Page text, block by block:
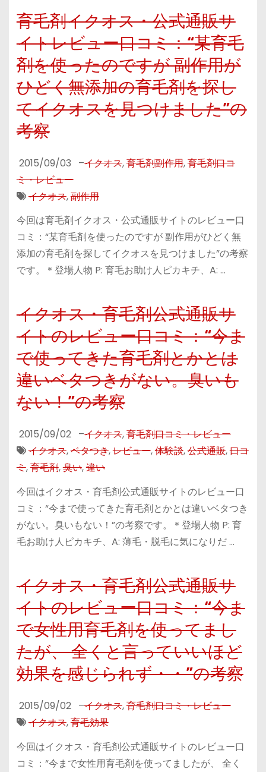
育毛剤イクオス・公式通販サ
イトレビュー口コミ：“某育毛
剤を使ったのですが 副作用が
ひどく無添加の育毛剤を探し
てイクオスを見つけました”の
考察
2015/09/03 –イクオス,育毛剤副作用,育毛剤口コ
ミ・レビュー
イクオス,副作用
今回は育毛剤イクオス・公式通販サイトのレビュー口
コミ：“某育毛剤を使ったのですが 副作用がひどく無
添加の育毛剤を探してイクオスを見つけました”の考察
です。＊登場人物 P: 育毛お助け人ピカキチ、A: …
イクオス・育毛剤公式通販サ
イトのレビュー口コミ：“今ま
で使ってきた育毛剤とかとは
違いベタつきがない。臭いも
ない！”の考察
2015/09/02 –イクオス,育毛剤口コミ・レビュー
イクオス,ベタつき,レビュー,体験談,公式通販,口コ
ミ,育毛剤,臭い,違い
今回はイクオス・育毛剤公式通販サイトのレビュー口
コミ：“今まで使ってきた育毛剤とかとは違いベタつき
がない。臭いもない！”の考察です。＊登場人物 P: 育
毛お助け人ピカキチ、A: 薄毛・脱毛に気になりだ …
イクオス・育毛剤公式通販サ
イトのレビュー口コミ：“今ま
で女性用育毛剤を使ってまし
たが、 全くと言っていいほど
効果を感じられず・・”の考察
2015/09/02 –イクオス,育毛剤口コミ・レビュー
イクオス,育毛効果
今回はイクオス・育毛剤公式通販サイトのレビュー口
コミ：“今まで女性用育毛剤を使ってましたが、 全く